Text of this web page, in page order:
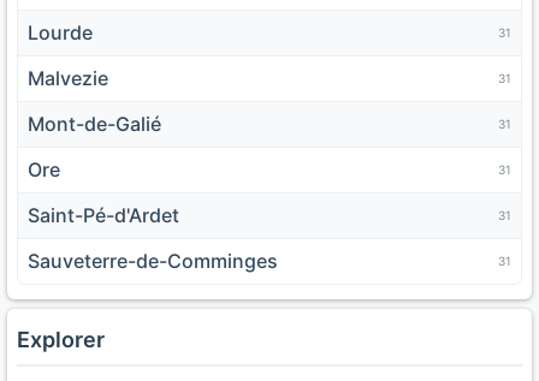
Lourde 31
Malvezie 31
Mont-de-Galié 31
Ore 31
Saint-Pé-d'Ardet 31
Sauveterre-de-Comminges 31
Explorer